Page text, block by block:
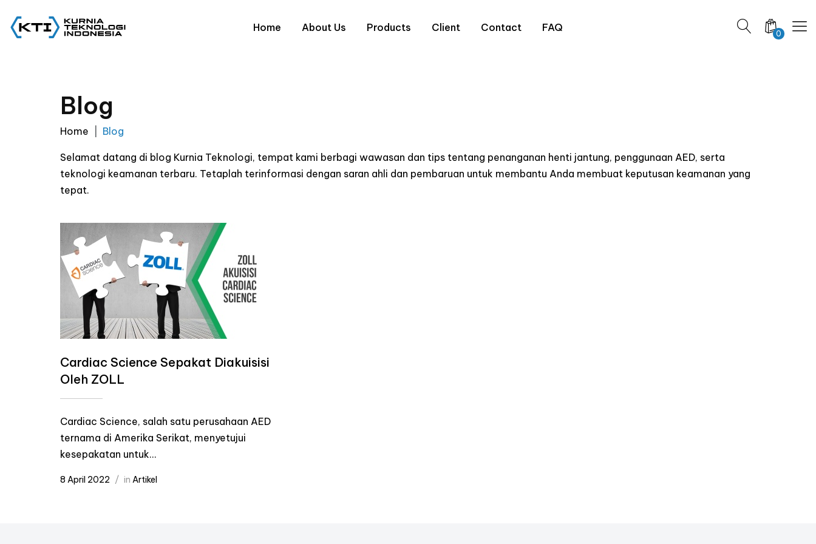
Home About Us Products Client Contact FAQ 0
Blog
Home Blog
Selamat datang di blog Kurnia Teknologi, tempat kami berbagi wawasan dan tips tentang penanganan henti jantung, penggunaan AED, serta
teknologi keamanan terbaru. Tetaplah terinformasi dengan saran ahli dan pembaruan untuk membantu Anda membuat keputusan keamanan yang
tepat.
Cardiac Science Sepakat Diakuisisi
Oleh ZOLL
Cardiac Science, salah satu perusahaan AED
ternama di Amerika Serikat, menyetujui
kesepakatan untuk...
8 April 2022 in Artikel